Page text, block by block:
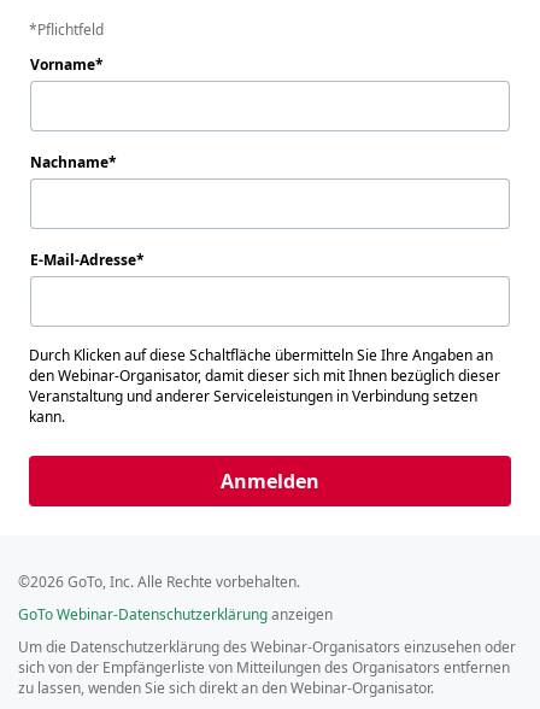
Pflichtfeld
Vorname
Nachname
E-Mail-Adresse
Durch Klicken auf diese Schaltfläche übermitteln Sie Ihre Angaben an
den Webinar-Organisator, damit dieser sich mit Ihnen bezüglich dieser
Veranstaltung und anderer Serviceleistungen in Verbindung setzen
kann.
Anmelden
©2026 GoTo, Inc. Alle Rechte vorbehalten.
GoTo Webinar-Datenschutzerklärunganzeigen
Um die Datenschutzerklärung des Webinar-Organisators einzusehen oder
sich von der Empfängerliste von Mitteilungen des Organisators entfernen
zu lassen, wenden Sie sich direkt an den Webinar-Organisator.